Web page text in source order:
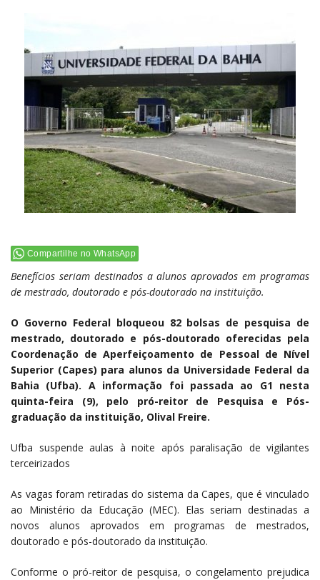
Compartilhe no WhatsApp
Benefícios seriam destinados a alunos aprovados em programas
de mestrado, doutorado e pós-doutorado na instituição.
O Governo Federal bloqueou 82 bolsas de pesquisa de
mestrado, doutorado e pós-doutorado oferecidas pela
Coordenação de Aperfeiçoamento de Pessoal de Nível
Superior (Capes) para alunos da Universidade Federal da
Bahia (Ufba). A informação foi passada ao G1 nesta
quinta-feira (9), pelo pró-reitor de Pesquisa e Pós-
graduação da instituição, Olival Freire.
Ufba suspende aulas à noite após paralisação de vigilantes
terceirizados
As vagas foram retiradas do sistema da Capes, que é vinculado
ao Ministério da Educação (MEC). Elas seriam destinadas a
novos alunos aprovados em programas de mestrados,
doutorado e pós-doutorado da instituição.
Conforme o pró-reitor de pesquisa, o congelamento prejudica